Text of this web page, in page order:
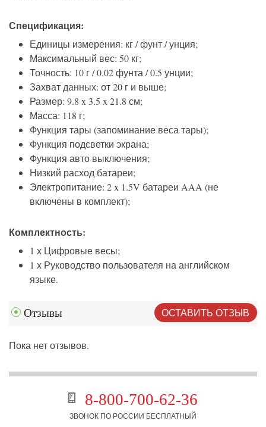
Спецификация:
Единицы измерения: кг / фунт / унция;
Максимальный вес: 50 кг;
Точность: 10 г / 0.02 фунта / 0.5 унции;
Захват данных: от 20 г и выше;
Размер: 9.8 x 3.5 x 21.8 см;
Масса: 118 г;
Функция тары (запоминание веса тары);
Функция подсветки экрана;
Функция авто выключения;
Низкий расход батареи;
Электропитание: 2 x 1.5V батареи AAA (не
включены в комплект);
Комплектность:
1 х Цифровые весы;
1 х Руководство пользователя на английском
языке.
Отзывы ОСТАВИТЬ ОТЗЫВ
Пока нет отзывов.
8-800-700-62-36
ЗВОНОК ПО РОССИИ БЕСПЛАТНЫЙ